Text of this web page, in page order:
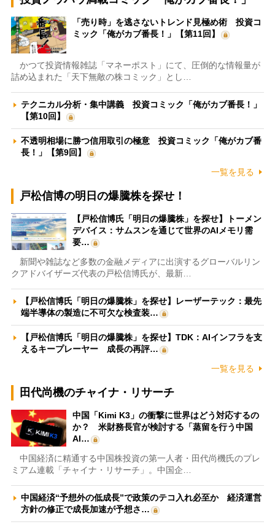
「売り時」を逃さないトレンド見極め術 投資コ
ミック「俺がカブ番長！」【第11回】
かつて投資情報雑誌「マネーポスト」にて、圧倒的な情報量が
詰め込まれた「天下無敵の株コミック」とし…
テクニカル分析・集中講義 投資コミック「俺がカブ番長！」
【第10回】
不透明相場に勝つ信用取引の極意 投資コミック「俺がカブ番
長！」【第9回】
一覧を見る
戸松信博の明日の爆騰株を探せ！
【戸松信博氏「明日の爆騰株」を探せ】トーメン
デバイス：サムスンを通じて世界のAIメモリ需
要…
新聞や雑誌など多数の金融メディアに出演するグローバルリン
クアドバイザーズ代表の戸松信博氏が、最新…
【戸松信博氏「明日の爆騰株」を探せ】レーザーテック：最先
端半導体の製造に不可欠な検査装…
【戸松信博氏「明日の爆騰株」を探せ】TDK：AIインフラを支
えるキープレーヤー 成長の再評…
一覧を見る
田代尚機のチャイナ・リサーチ
中国「Kimi K3」の衝撃に世界はどう対応するの
か？ 米財務長官が検討する「蒸留を行う中国
AI…
中国経済に精通する中国株投資の第一人者・田代尚機氏のプレ
ミアム連載「チャイナ・リサーチ」。中国企…
中国経済“予想外の低成長”で政策のテコ入れ必至か 経済運営
方針の修正で成長加速が予想さ…